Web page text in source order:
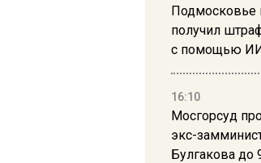
Подмосковье
получил
с помощью
16:10
Мосгорсуд
экс-
Булгакова до